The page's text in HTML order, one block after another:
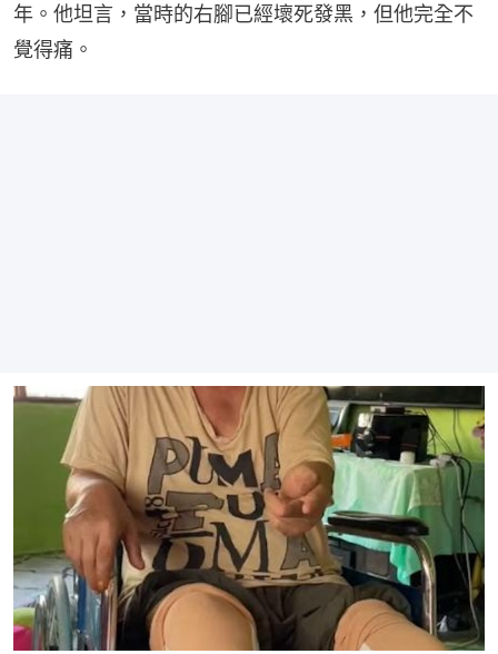
年。他坦言，當時的右腳已經壞死發黑，但他完全不
覺得痛。